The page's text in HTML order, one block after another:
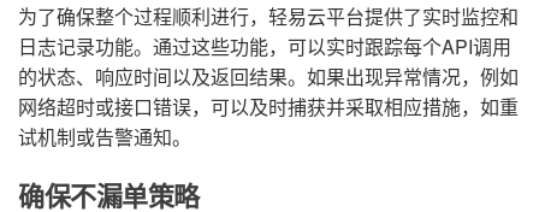
为了确保整个过程顺利进行，轻易云平台提供了实时监控和
日志记录功能。通过这些功能，可以实时跟踪每个API调用
的状态、响应时间以及返回结果。如果出现异常情况，例如
网络超时或接口错误，可以及时捕获并采取相应措施，如重
试机制或告警通知。
确保不漏单策略